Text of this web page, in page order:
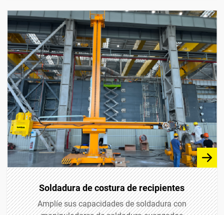
Soldadura de costura de recipientes
Amplíe sus capacidades de soldadura con